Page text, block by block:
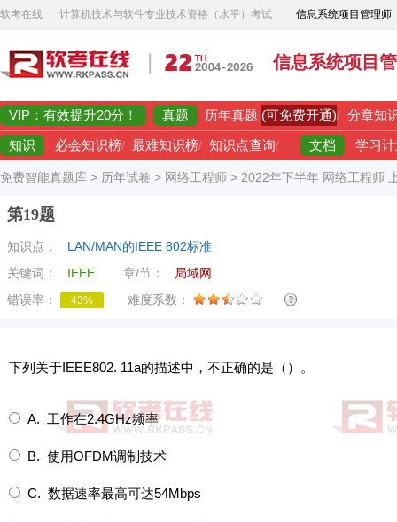
软考在线 计算机技术与软件专业技术资格（水平）考试 信息系统项目管理师
信息系统项目
VIP：有效提升20分！ 真题 历年真题 (可免费开通)/ 分章知
知识 必会知识榜/ 最难知识榜/ 知识点查询/ 文档 学习
免费智能真题库 > 历年试卷 > 网络工程师 > 2022年下半年 网络工程师
第19题
知识点：
LAN/MAN的IEEE 802标准
关键词：
IEEE 章/节：
局域网
错误率：
43% 难度系数：
下列关于IEEE802. 11a的描述中，不正确的是（）。
A. 工作在2.4GHz频率
B. 使用OFDM调制技术
C. 数据速率最高可达54Mbps